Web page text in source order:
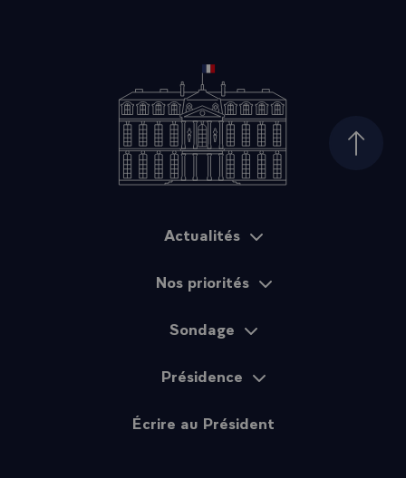
Haut
Actualités
Nos priorités
Sondage
Présidence
Écrire au Président